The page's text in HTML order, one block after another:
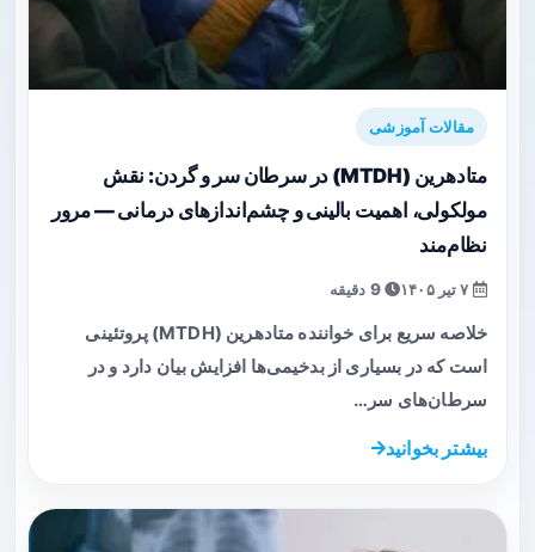
مقالات آموزشی
متادهرین (MTDH) در سرطان سر و گردن: نقش
مولکولی، اهمیت بالینی و چشم‌اندازهای درمانی — مرور
نظام‌مند
9 دقیقه
خلاصه سریع برای خواننده متادهرین (MTDH) پروتئینی
است که در بسیاری از بدخیمی‌ها افزایش بیان دارد و در
سرطان‌های سر…
بیشتر بخوانید